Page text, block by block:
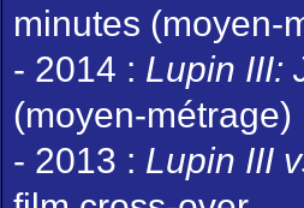
minutes (moyen-
- 2014 : Lupin III:
(moyen-métrage)
- 2013 : Lupin III